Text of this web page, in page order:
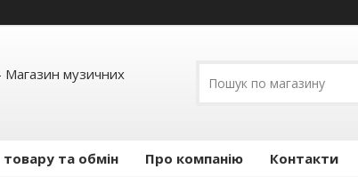
Магазин музичних
та обмін Про компанію Контакти